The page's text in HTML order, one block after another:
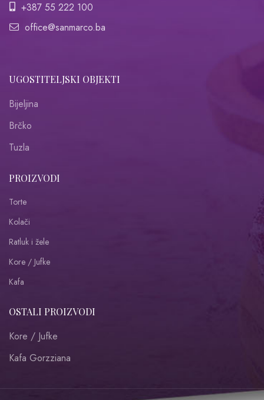
+387 55 222 100
office@sanmarco.ba
UGOSTITELJSKI OBJEKTI
Bijeljina
Brčko
Tuzla
PROIZVODI
Torte
Kolači
Ratluk i žele
Kore / Jufke
Kafa
OSTALI PROIZVODI
Kore / Jufke
Kafa Gorzziana